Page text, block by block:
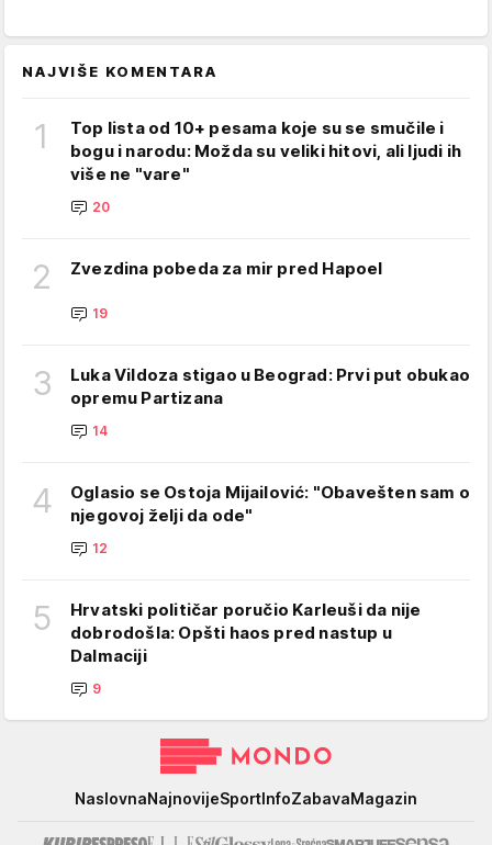
NAJVIŠE KOMENTARA
1
Top lista od 10+ pesama koje su se smučile i
bogu i narodu: Možda su veliki hitovi, ali ljudi ih
više ne "vare"
20
2 Zvezdina pobeda za mir pred Hapoel
19
3
Luka Vildoza stigao u Beograd: Prvi put obukao
opremu Partizana
14
4
Oglasio se Ostoja Mijailović: "Obavešten sam o
njegovoj želji da ode"
12
5
Hrvatski političar poručio Karleuši da nije
dobrodošla: Opšti haos pred nastup u
Dalmaciji
9
NaslovnaNajnovijeSportInfoZabavaMagazin